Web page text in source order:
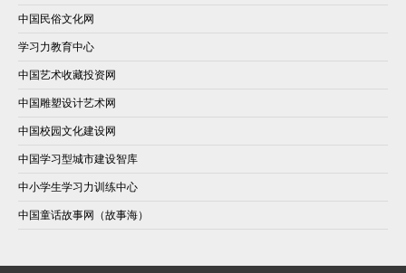
中国民俗文化网
学习力教育中心
中国艺术收藏投资网
中国雕塑设计艺术网
中国校园文化建设网
中国学习型城市建设智库
中小学生学习力训练中心
中国童话故事网（故事海）